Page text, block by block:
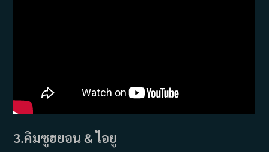
3.คิมซูฮยอน & ไอยู